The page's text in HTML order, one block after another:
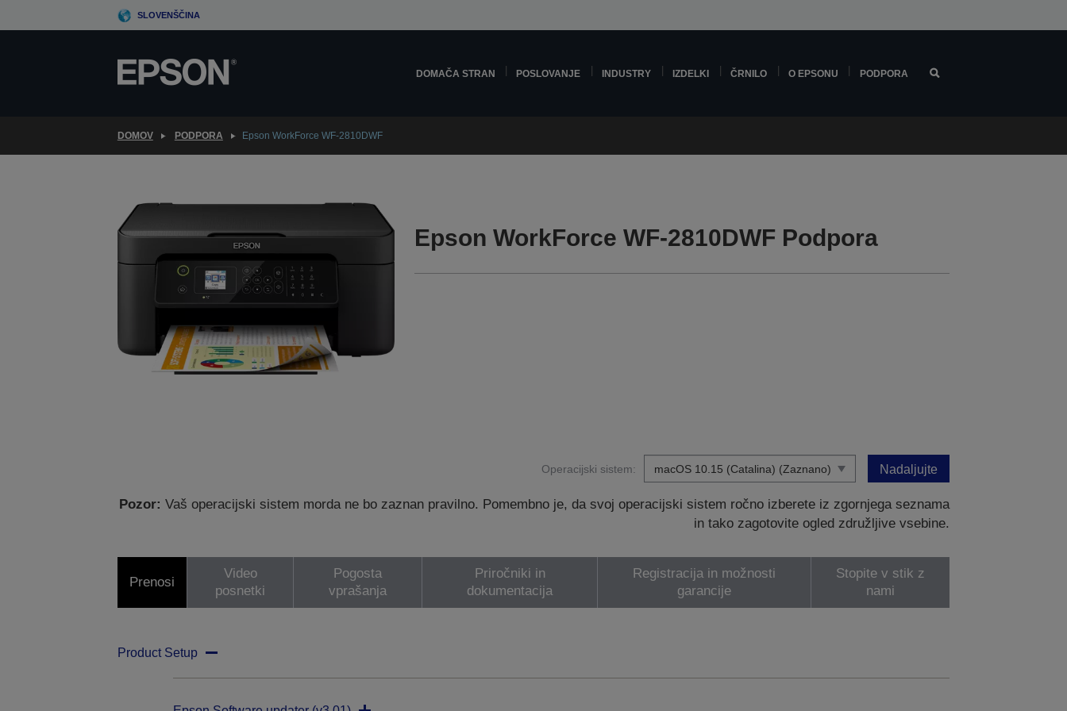
to
SLOVENŠČINA
DOMAČA STRAN POSLOVANJE INDUSTRY IZDELKI ČRNILO O EPSONU PODPORA
DOMOV PODPORA Epson WorkForce WF-2810DWF
Epson WorkForce WF-2810DWF Podpora
Operacijski sistem: Nadaljujte
Pozor: Vaš operacijski sistem morda ne bo zaznan pravilno. Pomembno je, da svoj operacijski sistem ročno izberete iz zgornjega seznama
in tako zagotovite ogled združljive vsebine.
Prenosi
Video
posnetki
Pogosta
vprašanja
Priročniki in
dokumentacija
Registracija in možnosti
garancije
Stopite v stik z
nami
Product Setup